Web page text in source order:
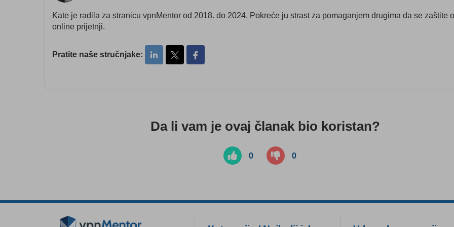
Kate je radila za stranicu vpnMentor od 2018. do 2024. Pokreće ju strast za pomaganjem drugima da se zaštite
online prijetnji.
Pratite naše stručnjake:
Da li vam je ovaj članak bio koristan?
0 0